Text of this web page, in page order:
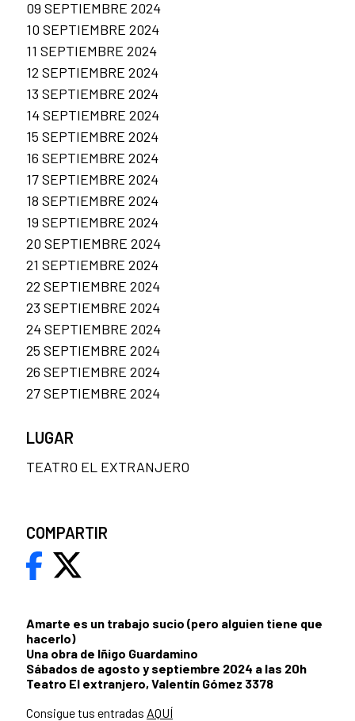
Amarte es un trabajo sucio (pero alguien tiene que
hacerlo)
Una obra de Iñigo Guardamino
Sábados de agosto y septiembre 2024 a las 20h
Teatro El extranjero, Valentín Gómez 3378
Consigue tus entradas AQUÍ
09 SEPTIEMBRE 2024
10 SEPTIEMBRE 2024
11 SEPTIEMBRE 2024
12 SEPTIEMBRE 2024
13 SEPTIEMBRE 2024
14 SEPTIEMBRE 2024
15 SEPTIEMBRE 2024
16 SEPTIEMBRE 2024
17 SEPTIEMBRE 2024
18 SEPTIEMBRE 2024
19 SEPTIEMBRE 2024
20 SEPTIEMBRE 2024
21 SEPTIEMBRE 2024
22 SEPTIEMBRE 2024
23 SEPTIEMBRE 2024
24 SEPTIEMBRE 2024
25 SEPTIEMBRE 2024
26 SEPTIEMBRE 2024
27 SEPTIEMBRE 2024
LUGAR
TEATRO EL EXTRANJERO
COMPARTIR